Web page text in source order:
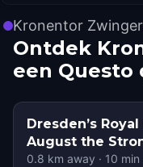
Kronentor Zwinger
Ontdek
een Questo
Dresden’s
August the
0.8 km away · 10 min